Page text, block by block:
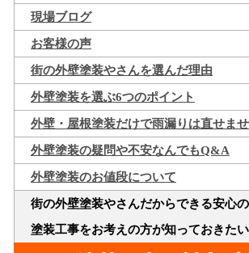
現場ブログ
お客様の声
街の外壁塗装やさんを選んだ理由
外壁塗装を選ぶ6つのポイント
外壁・屋根塗装だけで雨漏りは直せま
外壁塗装の疑問や不安なんでもQ&A
外壁塗装のお値段について
街の外壁塗装やさんだからできる安心
塗装工事をお考えの方が知っておきた